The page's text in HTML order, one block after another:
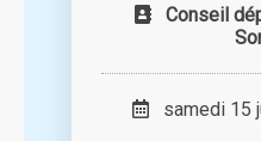
Conseil
samedi 15